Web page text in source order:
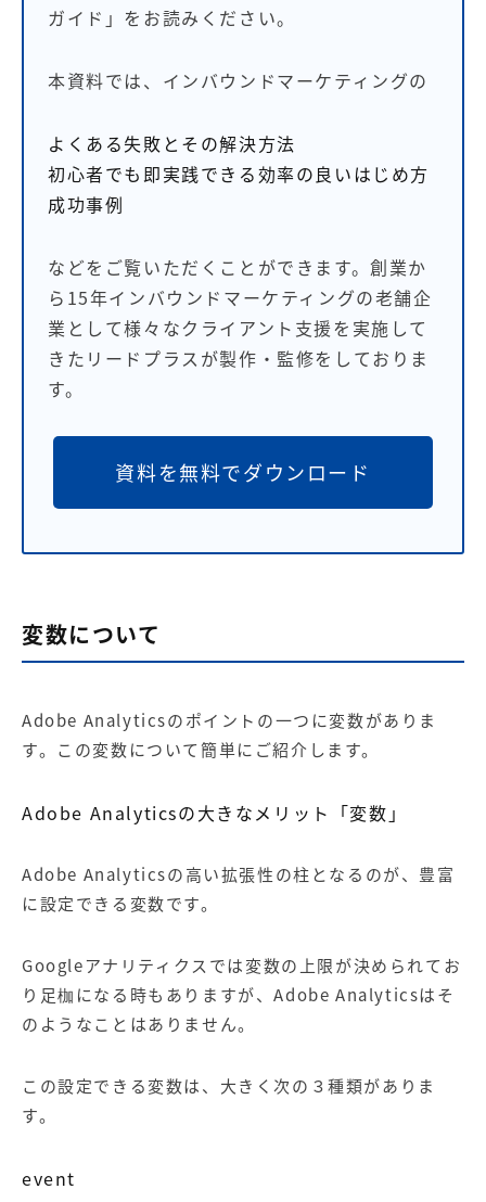
ガイド」をお読みください。
本資料では、インバウンドマーケティングの
よくある失敗とその解決方法
初心者でも即実践できる効率の良いはじめ方
成功事例
などをご覧いただくことができます。創業か
ら15年インバウンドマーケティングの老舗企
業として様々なクライアント支援を実施して
きたリードプラスが製作・監修をしておりま
す。
資料を無料でダウンロード
変数について
Adobe Analyticsのポイントの一つに変数がありま
す。この変数について簡単にご紹介します。
Adobe Analyticsの大きなメリット「変数」
Adobe Analyticsの高い拡張性の柱となるのが、豊富
に設定できる変数です。
Googleアナリティクスでは変数の上限が決められてお
り足枷になる時もありますが、Adobe Analyticsはそ
のようなことはありません。
この設定できる変数は、大きく次の３種類がありま
す。
event